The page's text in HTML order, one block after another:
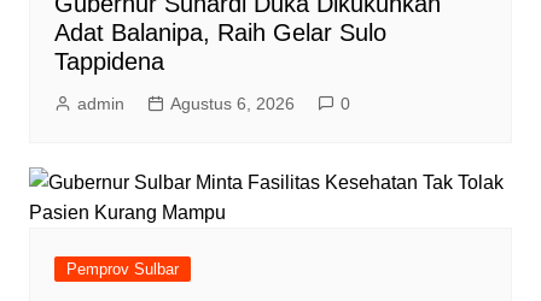
Adat Balanipa, Raih Gelar Sulo
Tappidena
admin Agustus 6, 2026 0
Pemprov Sulbar